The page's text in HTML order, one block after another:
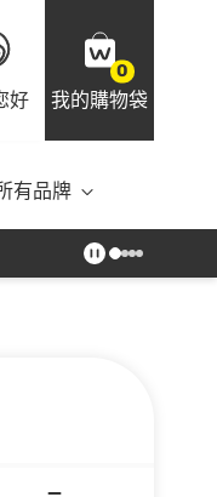
好
0
我的購物袋
有品牌